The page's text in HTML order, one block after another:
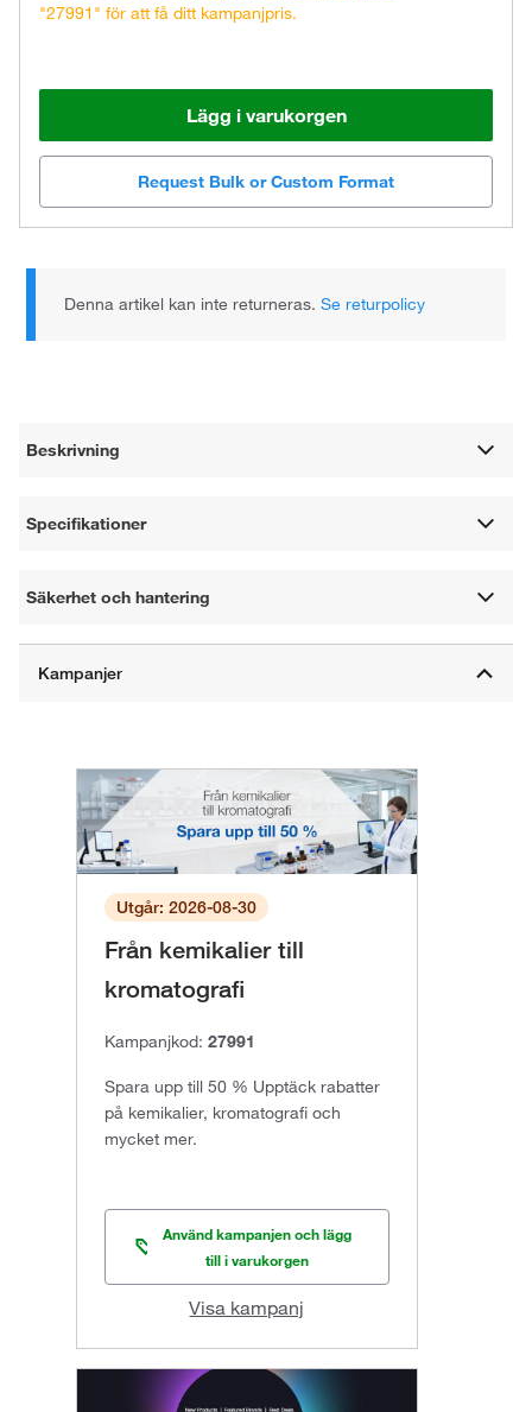
"27991" för att få ditt kampanjpris.
Lägg i varukorgen
Request Bulk or Custom Format
Denna artikel kan inte returneras.Se returpolicy
Beskrivning
Specifikationer
Säkerhet och hantering
Utgår: 2026-08-30
Från kemikalier till
kromatografi
Kampanjkod: 27991
Spara upp till 50 % Upptäck rabatter
på kemikalier, kromatografi och
mycket mer.
Använd kampanjen och lägg
till i varukorgen
Visa kampanj